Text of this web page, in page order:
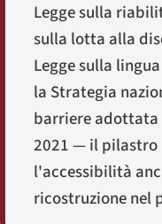
Legge sulla
sulla lotta alla
Legge sulla
la Strategia
barriere
2021 — il pilastro
l'accessibilità
ricostruzione nel